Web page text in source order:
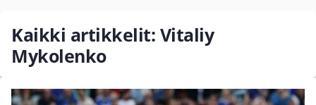
Kaikki artikkelit: Vitaliy
Mykolenko